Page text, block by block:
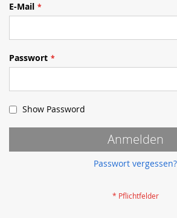
E-Mail
Passwort
Show Password
Anmelden
Passwort vergessen?